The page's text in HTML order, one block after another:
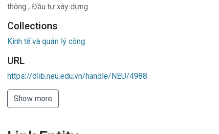
thông , Đầu tư xây dựng
Collections
Kinh tế và quản lý công
URL
https://dlib.neu.edu.vn/handle/NEU/4988
Show more